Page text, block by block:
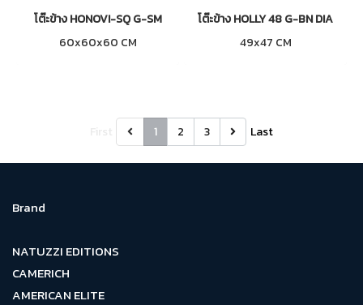
โต๊ะข้าง HONOVI-SQ G-SM
60x60x60 CM
โต๊ะข้าง HOLLY 48 G-BN DIA
49x47 CM
1 2 3 Last
Brand
NATUZZI EDITIONS
CAMERICH
AMERICAN ELITE